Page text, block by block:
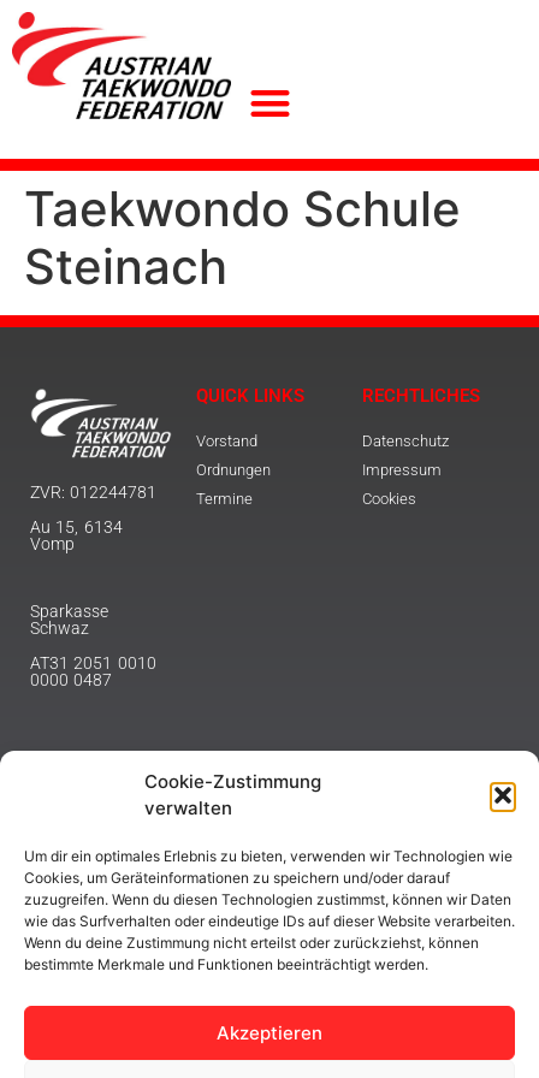
Cookie-Zustimmung
verwalten
Um dir ein optimales Erlebnis zu bieten, verwenden wir Technologien wie
Cookies, um Geräteinformationen zu speichern und/oder darauf
zuzugreifen. Wenn du diesen Technologien zustimmst, können wir Daten
wie das Surfverhalten oder eindeutige IDs auf dieser Website verarbeiten.
Wenn du deine Zustimmung nicht erteilst oder zurückziehst, können
bestimmte Merkmale und Funktionen beeinträchtigt werden.
Akzeptieren
Taekwondo Schule
Steinach
ZVR: 012244781
Au 15, 6134
Vomp
Sparkasse
Schwaz
AT31 2051 0010
0000 0487
QUICK LINKS
Vorstand
Ordnungen
Termine
RECHTLICHES
Datenschutz
Impressum
Cookies
ABONNIEREN